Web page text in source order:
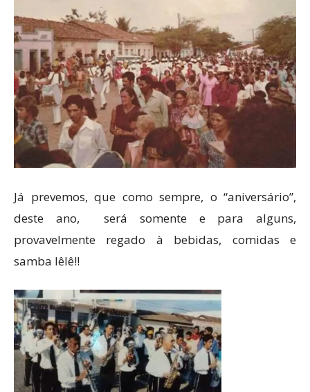
Já prevemos, que como sempre, o “aniversário”,
deste ano, será somente e para alguns,
provavelmente regado à bebidas, comidas e
samba lêlê!!